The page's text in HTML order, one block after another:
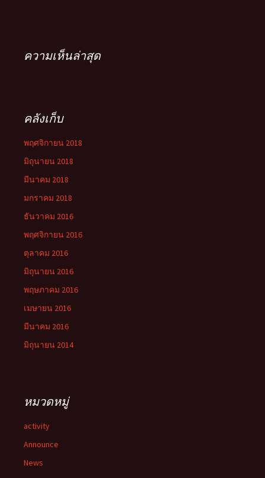
ความเห็นล่าสุด
คลังเก็บ
พฤศจิกายน 2018
มิถุนายน 2018
มีนาคม 2018
มกราคม 2018
ธันวาคม 2016
พฤศจิกายน 2016
ตุลาคม 2016
มิถุนายน 2016
พฤษภาคม 2016
เมษายน 2016
มีนาคม 2016
มิถุนายน 2014
หมวดหมู่
activity
Announce
News